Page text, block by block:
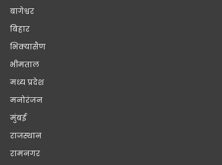
बागेश्वर
बिहार
भिक्यासैण
भीमताल
मध्य प्रदेश
मनोरंजन
मुंबई
राजस्थान
रामनगर